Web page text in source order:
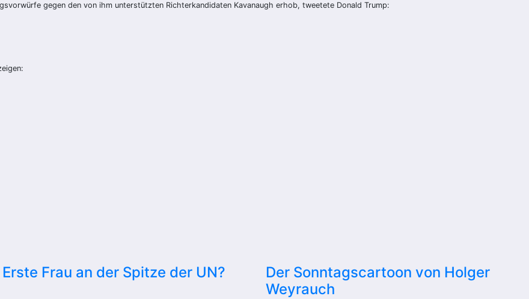
gegen den von ihm unterstützten Richterkandidaten Kavanaugh erhob, tweetete Donald Trump:
Erste Frau an der Spitze der UN?
Der Sonntagscartoon von Holger
Weyrauch